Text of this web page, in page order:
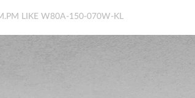
LIKE W80A-150-070W-KL